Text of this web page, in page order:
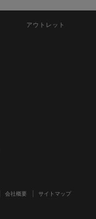
アウトレット
会社概要 サイトマップ